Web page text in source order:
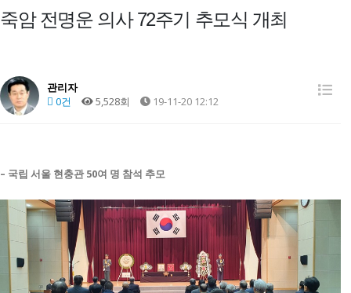
죽암 전명운 의사 72주기 추모식 개최
관리자
0건
5,528회 19-11-20 12:12
– 국립 서울 현충관 50여 명 참석 추모